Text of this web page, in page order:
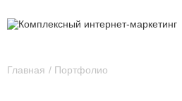
Главная Портфолио